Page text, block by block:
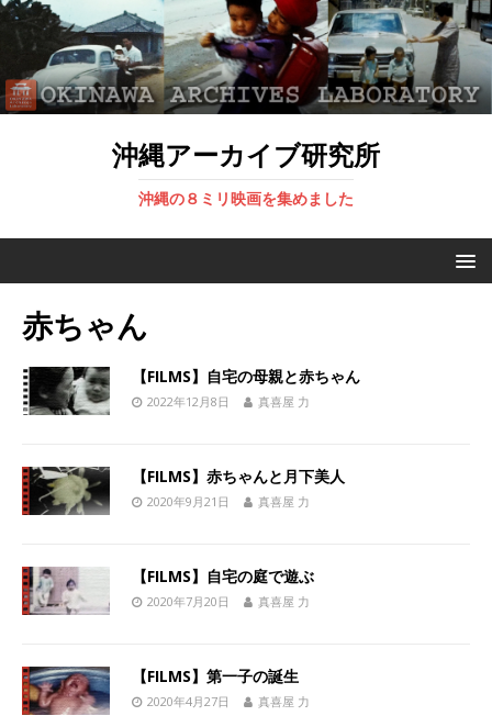
沖縄アーカイブ研究所
沖縄の８ミリ映画を集めました
赤ちゃん
【FILMS】自宅の母親と赤ちゃん
2022年12月8日 真喜屋 力
【FILMS】赤ちゃんと月下美人
2020年9月21日 真喜屋 力
【FILMS】自宅の庭で遊ぶ
2020年7月20日 真喜屋 力
【FILMS】第一子の誕生
2020年4月27日 真喜屋 力